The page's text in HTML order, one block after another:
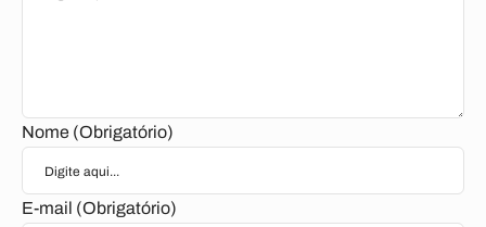
Nome (Obrigatório)
E-mail (Obrigatório)